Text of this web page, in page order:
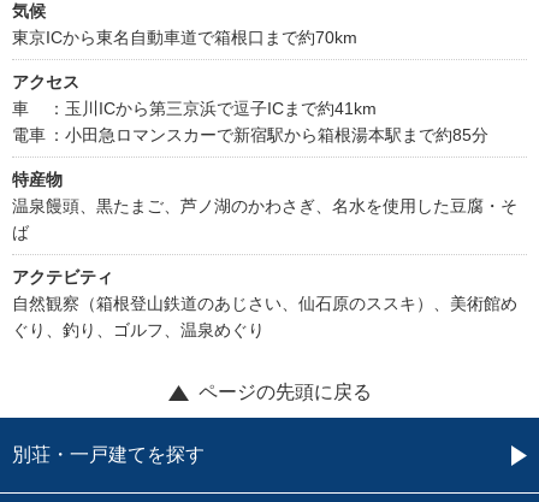
気候
東京ICから東名自動車道で箱根口まで約70km
アクセス
車
：玉川ICから第三京浜で逗子ICまで約41km
電車 ：小田急ロマンスカーで新宿駅から箱根湯本駅まで約85分
特産物
温泉饅頭、黒たまご、芦ノ湖のかわさぎ、名水を使用した豆腐・そ
ば
アクテビティ
自然観察（箱根登山鉄道のあじさい、仙石原のススキ）、美術館め
ぐり、釣り、ゴルフ、温泉めぐり
ページの先頭に戻る
別荘・一戸建てを探す